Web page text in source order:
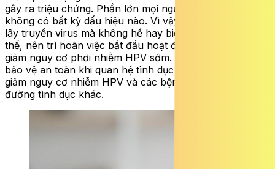
gây ra triệu chứng. Phần lớn mọi người bị nhiễm đều
không có bất kỳ dấu hiệu nào. Vì vậy một người có thể
lây truyền virus mà không hề hay biết. Do đó, nếu có
thể, nên trì hoãn việc bắt đầu hoạt động tình dục để
giảm nguy cơ phơi nhiễm HPV sớm. Sử dụng biện pháp
bảo vệ an toàn khi quan hệ tình dục như bao cao su để
giảm nguy cơ nhiễm HPV và các bệnh lây truyền qua
đường tình dục khác.